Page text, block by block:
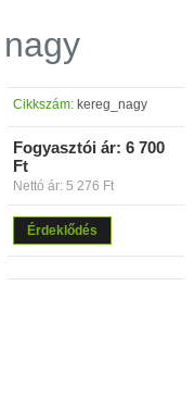
Cikkszám: kereg_nagy
Fogyasztói ár: 6 700
Ft
Nettó ár: 5 276 Ft
Érdeklődés